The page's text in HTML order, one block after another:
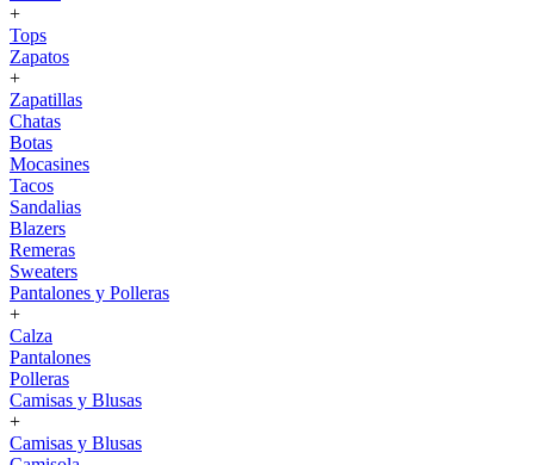
+
Tops
Zapatos
+
Zapatillas
Chatas
Botas
Mocasines
Tacos
Sandalias
Blazers
Remeras
Sweaters
Pantalones y Polleras
+
Calza
Pantalones
Polleras
Camisas y Blusas
+
Camisas y Blusas